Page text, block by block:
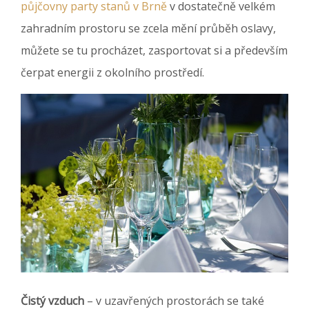
půjčovny party stanů v Brněv dostatečně velkém
zahradním prostoru se zcela mění průběh oslavy,
můžete se tu procházet, zasportovat si a především
čerpat energii z okolního prostředí.
Čistý vzduch – v uzavřených prostorách se také